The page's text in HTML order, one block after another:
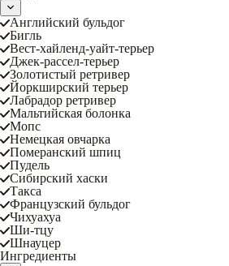
Английский бульдог
Бигль
Вест-хайленд-уайт-терьер
Джек-рассел-терьер
Золотистый ретривер
Йоркширский терьер
Лабрадор ретривер
Мальтийская болонка
Мопс
Немецкая овчарка
Померанский шпиц
Пудель
Сибирский хаски
Такса
Французский бульдог
Чихуахуа
Ши-тцу
Шнауцер
Ингредиенты